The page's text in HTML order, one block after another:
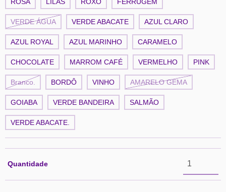
VERDE ÁGUA VERDE ABACATE AZUL CLARO
AZUL ROYAL AZUL MARINHO CARAMELO
CHOCOLATE MARROM CAFÉ VERMELHO PINK
Branco. BORDÔ VINHO AMARELO GEMA
GOIABA VERDE BANDEIRA SALMÃO
VERDE ABACATE.
Quantidade